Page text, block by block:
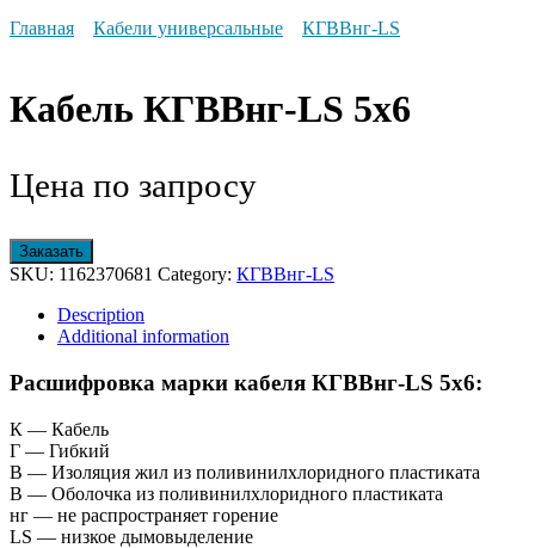
Главная
Кабели универсальные КГВВнг-LS
Кабель КГВВнг-LS 5х6
Цена по запросу
Заказать
SKU: 1162370681 Category: КГВВнг-LS
Description
Additional information
Расшифровка марки кабеля КГВВнг-LS 5х6:
К — Кабель
Г — Гибкий
В — Изоляция жил из поливинилхлоридного пластиката
В — Оболочка из поливинилхлоридного пластиката
нг — не распространяет горение
LS — низкое дымовыделение